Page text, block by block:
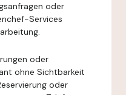
oder
Services
oder
ohne Sichtbarkeit
oder